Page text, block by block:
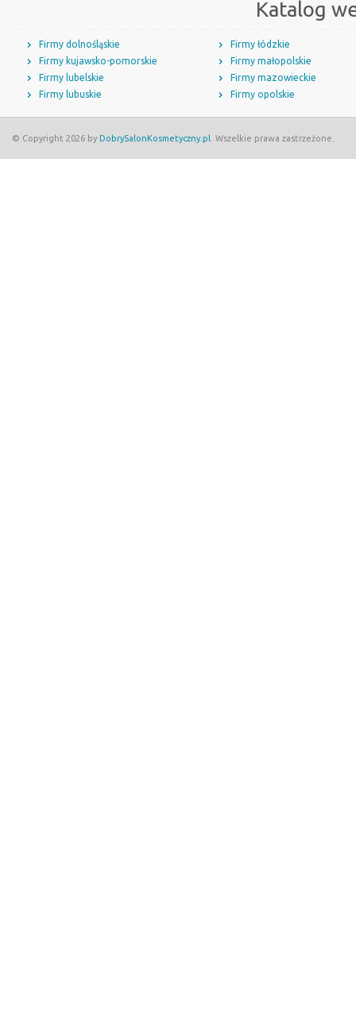
Katalog
Firmy dolnośląskie
Firmy kujawsko-pomorskie
Firmy lubelskie
Firmy lubuskie
Firmy łódzkie
Firmy małopolskie
Firmy mazowieckie
Firmy opolskie
© Copyright 2026 by DobrySalonKosmetyczny.pl . Wszelkie prawa zastrzeżone.